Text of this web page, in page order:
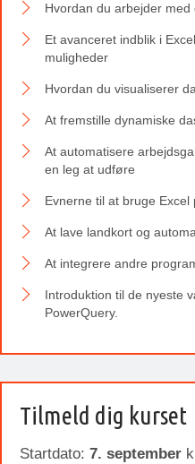
Hvordan du arbejder
Et avanceret indblik i
muligheder
Hvordan du visualiserer
At fremstille dynamiske
At automatisere
en leg at udføre
Evnerne til at bruge
At lave landkort og
At integrere andre
Introduktion til de nyeste
PowerQuery.
Tilmeld dig kurset
Startdato: 7. september